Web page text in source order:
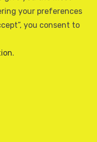
your preferences
you consent to
.